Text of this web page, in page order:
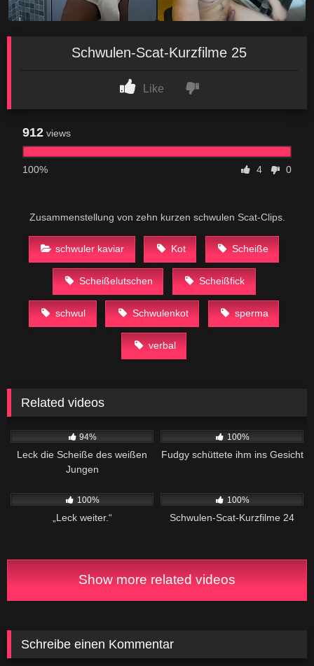
Schwulen-Scat-Kurzfilme 25
Like
912 views
100% 4 0
Zusammenstellung von zehn kurzen schwulen Scat-Clips.
schwuler kaviar Kot Scheiße
Scheißelutschen Scheißfick
schwul Schwulenkot sperma
verbal
Related videos
94%
Leck die Scheiße des weißen
Jungen
100%
Fudgy schüttete ihm ins Gesicht
100%
„Leck weiter.“
100%
Schwulen-Scat-Kurzfilme 24
Show more related videos
Schreibe einen Kommentar